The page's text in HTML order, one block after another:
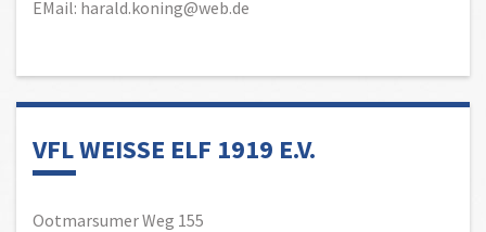
EMail: harald.koning@web.de
VFL WEISSE ELF 1919 E.V.
Ootmarsumer Weg 155